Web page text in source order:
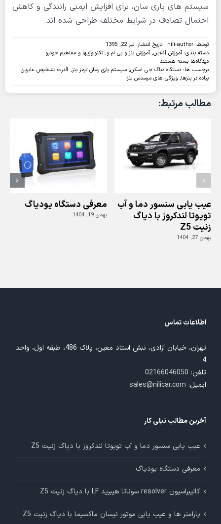
سیستم های یاری سان، برای افزایش ایمنی رانندگی و کاهش
احتمال تصادف در شرایط مختلف طراحی شده اند.
توسط: nili-author
تاریخ انتشار: تیر 22, 1395
دسته بندی: آموزش آنلاین, آموزش بنز و بی ام و, تکنولوژیها و مفاهیم خودرو
دیدگاه‌ها برای
ویدئو:سیستم
یاری
رسان
ترمز
و
تشخیص
ی
مرسدس
بنز
بسته هستند
برچسب ها: دستگاه دیاگ جی اسکن, سیستم یاری رسان ترمز بنز, قدرت تشخیص عابرین
پیاده در بنزها, ویژگی های مرسدس بنز
مطالب مرتبط:
عیب یابی سنسور دما و آب
تویوتا لندکروز با دیاگ
زنیت Z5
بهمن 27, 1404
معرفی دستگاه یودیاگ
بهمن 19, 1404
اطلاعات تماس
تهران، خیابان آزادی، نبش استاد معین، پلاک 486، طبقه اول، واحد
4
تلفن: 02166046050
ایمیل: sales@nilicar.com
آخرین مطالب نیلی کار
عیب یابی سنسور دما و آب تویوتا لندکروز با دیاگ زنیت Z5
معرفی دستگاه یودیاگ
کالیبراسیون resolver سوناتا هیبرید LF با دیاگ زنیت Z5
پارامتر ها و عیب یابی موتور نیسان ماکسیما با دیاگ زنیت Z5